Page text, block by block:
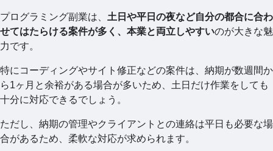
プログラミング副業は、 土日や平日の夜など自分の都合に合わ
せてはたらける案件が多く、本業と両立しやすいのが大きな魅
力です。
特にコーディングやサイト修正などの案件は、納期が数週間か
ら1ヶ月と余裕がある場合が多いため、土日だけ作業をしても
十分に対応できるでしょう。
ただし、納期の管理やクライアントとの連絡は平日も必要な場
合があるため、柔軟な対応が求められます。